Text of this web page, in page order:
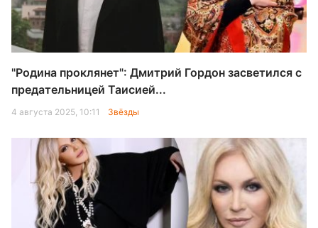
"Родина проклянет": Дмитрий Гордон засветился с
предательницей Таисией...
4 августа 2025, 10:11 Звёзды